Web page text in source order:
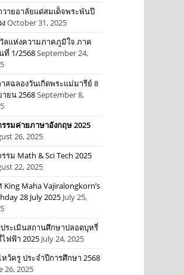
ายอาลัยแด่สมเด็จพระพันปี
October 31, 2025
ลแห่งความภาคภูมิใจ ภาค
ที่ 1/2568September 24,
สฉลองวันเกิดพระแม่มารีย์ 8
ยน 2568September 8,
รมค่ายภาษาอังกฤษ 2025
26, 2025
รม Math & Sci Tech 2025
22, 2025
King Maha Vajiralongkorn’s
28 July 2025 July 25,
ระเมินสถานศึกษาปลอดบุหรี่
ฟฟ้า 2025 July 24, 2025
ว้ครู ประจำปีการศึกษา 2568
26, 2025